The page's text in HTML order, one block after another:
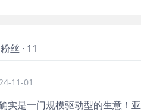
粉丝 · 11
11-01
实是一门规模驱动型的生意！